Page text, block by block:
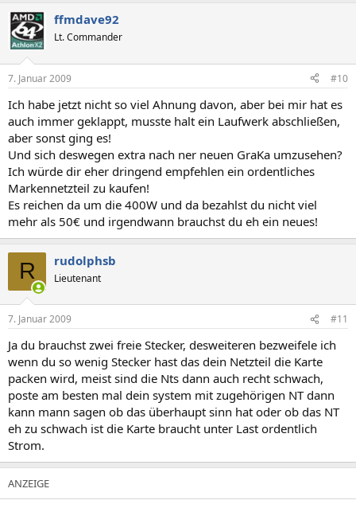
ffmdave92
Lt. Commander
7. Januar 2009 #10
Ich habe jetzt nicht so viel Ahnung davon, aber bei mir hat es
auch immer geklappt, musste halt ein Laufwerk abschließen,
aber sonst ging es!
Und sich deswegen extra nach ner neuen GraKa umzusehen?
Ich würde dir eher dringend empfehlen ein ordentliches
Markennetzteil zu kaufen!
Es reichen da um die 400W und da bezahlst du nicht viel
mehr als 50€ und irgendwann brauchst du eh ein neues!
R rudolphsb
Lieutenant
7. Januar 2009 #11
Ja du brauchst zwei freie Stecker, desweiteren bezweifele ich
wenn du so wenig Stecker hast das dein Netzteil die Karte
packen wird, meist sind die Nts dann auch recht schwach,
poste am besten mal dein system mit zugehörigen NT dann
kann mann sagen ob das überhaupt sinn hat oder ob das NT
eh zu schwach ist die Karte braucht unter Last ordentlich
Strom.